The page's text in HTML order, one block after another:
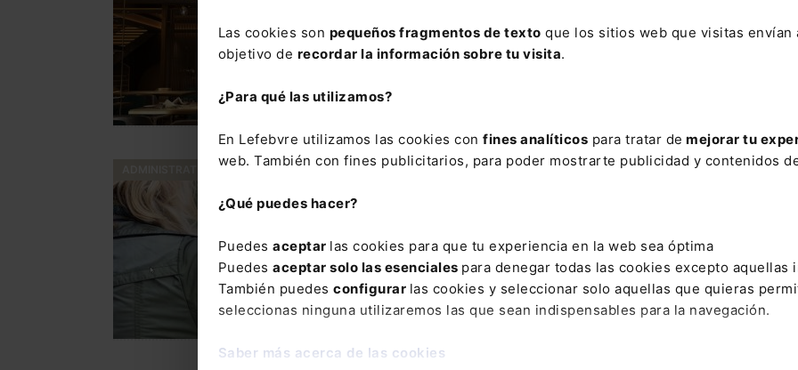
Las cookies son pequeños fragmentos de texto que los sitios web que visitas envían
objetivo de recordar la información sobre tu visita.
¿Para qué las utilizamos?
En Lefebvre utilizamos las cookies con fines analíticos para tratar de mejorar tu
web. También con fines publicitarios, para poder mostrarte publicidad y contenidos
¿Qué puedes hacer?
Puedes aceptar las cookies para que tu experiencia en la web sea óptima
Puedes aceptar solo las esenciales para denegar todas las cookies excepto aquellas
También puedes configurar las cookies y seleccionar solo aquellas que quieras
seleccionas ninguna utilizaremos las que sean indispensables para la navegación.
Saber más acerca de las cookies
Leer artículo
Orden por la que
con las CCAA en
ElDerecho.com
Leer artículo